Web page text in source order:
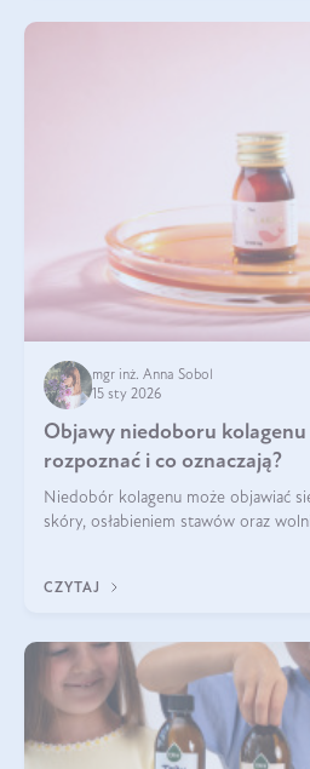
mgr inż. Anna Sobol
15 sty 2026
Objawy niedoboru kolagenu
rozpoznać i co oznaczają?
Niedobór kolagenu może objawiać
skóry, osłabieniem stawów oraz
osłabienie włosów.
CZYTAJ